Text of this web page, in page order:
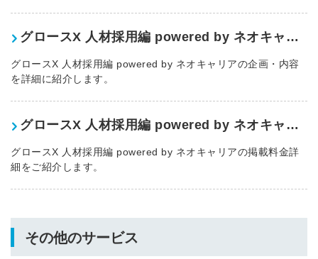
グロースX 人材採用編 powered by ネオキャリアの企画・内容
グロースX 人材採用編 powered by ネオキャリアの企画・内容
を詳細に紹介します。
グロースX 人材採用編 powered by ネオキャリアの料金
グロースX 人材採用編 powered by ネオキャリアの掲載料金詳
細をご紹介します。
その他のサービス